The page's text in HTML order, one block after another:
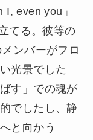
I, even you」
てる。彼等の
ンバーがフロ
光景でした
す」での魂が
でしたし、静
と向かう